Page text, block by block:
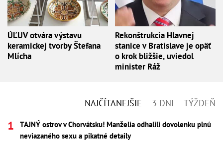
ÚĽUV otvára výstavu
keramickej tvorby Štefana
Mlícha
Rekonštrukcia Hlavnej
stanice v Bratislave je opäť
o krok bližšie, uviedol
minister Ráž
NAJČÍTANEJŠIE 3 DNI TÝŽDEŇ
TAJNÝ ostrov v Chorvátsku! Manželia odhalili dovolenku plnú
neviazaného sexu a pikatné detaily